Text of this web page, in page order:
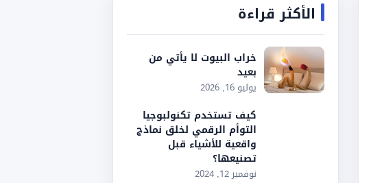
الأكثر قراءة
خراب البيوت لا يأتي من
بعيد
يوليو 16, 2026
كيف تستخدم تكنولبوجيا
التوأم الرقمي لخلق نماذج
واقعية للأشياء قبل
تصنيعها؟
نوفمبر 12, 2024